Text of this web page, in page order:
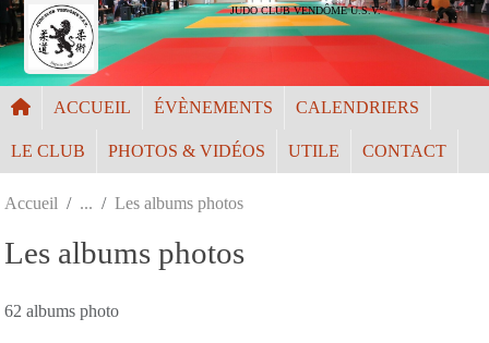
JUDO CLUB VENDÔME U.S.V.
ACCUEIL ÉVÈNEMENTS CALENDRIERS
LE CLUB PHOTOS & VIDÉOS UTILE CONTACT
Accueil Les albums photos
Les albums photos
62 albums photo
Panneau de gestion des cookies